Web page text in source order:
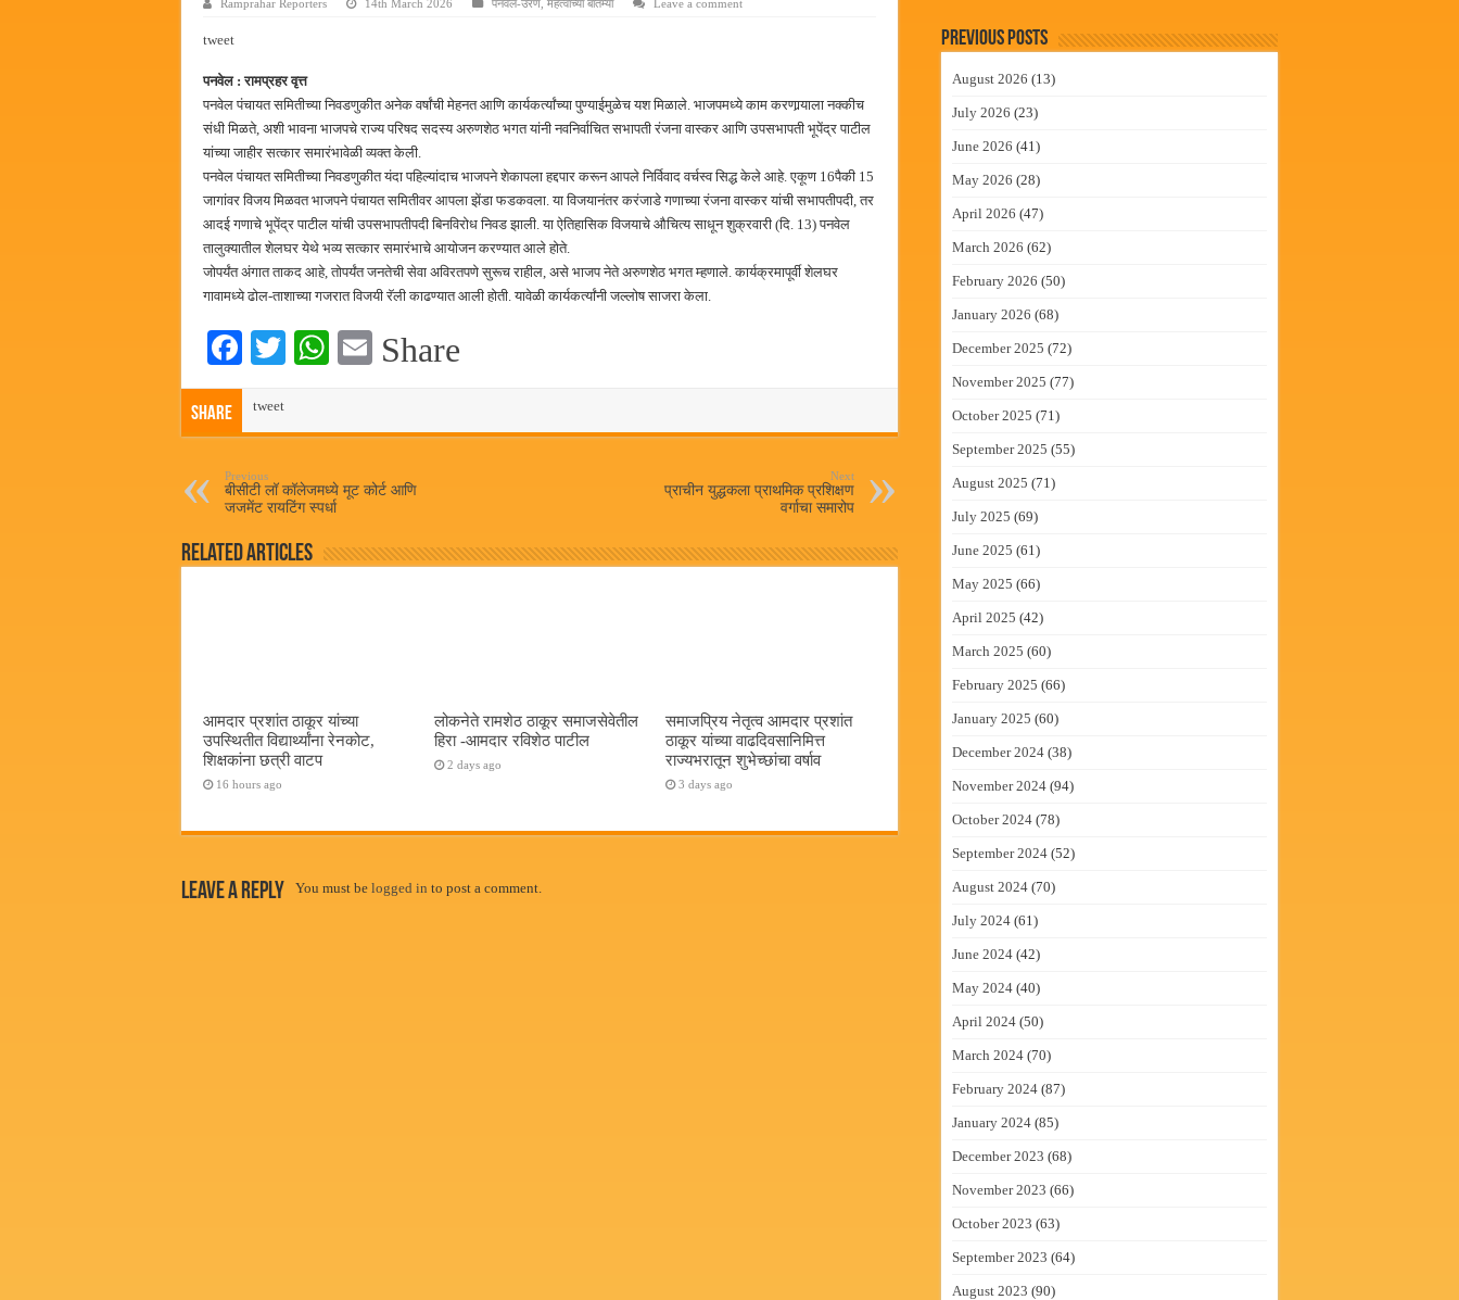
छत्रपती शिवाजी महाराज महाराजस्व समाधान शिबिरास पनवेलमध्ये उत्स्फूर्त प्रतिसाद
Ramprahar Reporters 14th March 2026 पनवेल-उरण महत्वाच्या बातम्या Leave a comment
tweet
पनवेल : रामप्रहर वृत्त
पनवेल पंचायत समितीच्या निवडणुकीत अनेक वर्षांची मेहनत आणि कार्यकर्त्यांच्या पुण्याईमुळेच यश मिळाले. भाजपमध्ये काम करणार्‍याला नक्कीच
संधी मिळते, अशी भावना भाजपचे राज्य परिषद सदस्य अरुणशेठ भगत यांनी नवनिर्वाचित सभापती रंजना वास्कर आणि उपसभापती भूपेंद्र पाटील
यांच्या जाहीर सत्कार समारंभावेळी व्यक्त केली.
पनवेल पंचायत समितीच्या निवडणुकीत यंदा पहिल्यांदाच भाजपने शेकापला हद्दपार करून आपले निर्विवाद वर्चस्व सिद्ध केले आहे. एकूण 16पैकी 15
जागांवर विजय मिळवत भाजपने पंचायत समितीवर आपला झेंडा फडकवला. या विजयानंतर करंजाडे गणाच्या रंजना वास्कर यांची सभापतीपदी, तर
आदई गणाचे भूपेंद्र पाटील यांची उपसभापतीपदी बिनविरोध निवड झाली. या ऐतिहासिक विजयाचे औचित्य साधून शुक्रवारी (दि. 13) पनवेल
तालुक्यातील शेलघर येथे भव्य सत्कार समारंभाचे आयोजन करण्यात आले होते.
जोपर्यंत अंगात ताकद आहे, तोपर्यंत जनतेची सेवा अविरतपणे सुरूच राहील, असे भाजप नेते अरुणशेठ भगत म्हणाले. कार्यक्रमापूर्वी शेलघर
गावामध्ये ढोल-ताशाच्या गजरात विजयी रॅली काढण्यात आली होती. यावेळी कार्यकर्त्यांनी जल्लोष साजरा केला.
Fa
bo
ok
T
r
W
A
pp
E
Share
Share tweet
Previous
बीसीटी लॉ कॉलेजमध्ये मूट कोर्ट आणि
जजमेंट रायटिंग स्पर्धा
Next
प्राचीन युद्धकला प्राथमिक प्रशिक्षण
वर्गाचा समारोप
Related Articles
आमदार प्रशांत ठाकूर यांच्या
उपस्थितीत विद्यार्थ्यांना रेनकोट,
शिक्षकांना छत्री वाटप
16 hours ago
लोकनेते रामशेठ ठाकूर समाजसेवेतील
हिरा -आमदार रविशेठ पाटील
2 days ago
समाजप्रिय नेतृत्व आमदार प्रशांत
ठाकूर यांच्या वाढदिवसानिमित्त
राज्यभरातून शुभेच्छांचा वर्षाव
3 days ago
Leave a Reply You must be logged in to post a comment.
Previous Posts
August 2026 (13)
July 2026 (23)
June 2026 (41)
May 2026 (28)
April 2026 (47)
March 2026 (62)
February 2026 (50)
January 2026 (68)
December 2025 (72)
November 2025 (77)
October 2025 (71)
September 2025 (55)
August 2025 (71)
July 2025 (69)
June 2025 (61)
May 2025 (66)
April 2025 (42)
March 2025 (60)
February 2025 (66)
January 2025 (60)
December 2024 (38)
November 2024 (94)
October 2024 (78)
September 2024 (52)
August 2024 (70)
July 2024 (61)
June 2024 (42)
May 2024 (40)
April 2024 (50)
March 2024 (70)
February 2024 (87)
January 2024 (85)
December 2023 (68)
November 2023 (66)
October 2023 (63)
September 2023 (64)
August 2023 (90)